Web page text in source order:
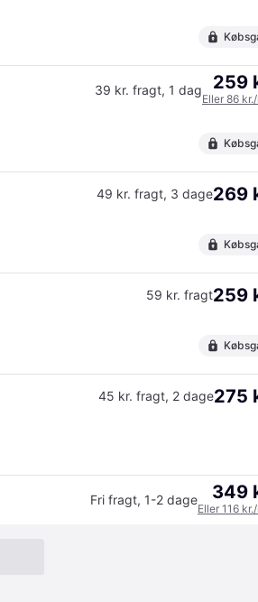
39 kr. fragt, 1 dag 259
Eller 86
49 kr. fragt, 3 dage269
59 kr. fragt259
45 kr. fragt, 2 dage275
Fri fragt, 1-2 dage 349
Eller 116